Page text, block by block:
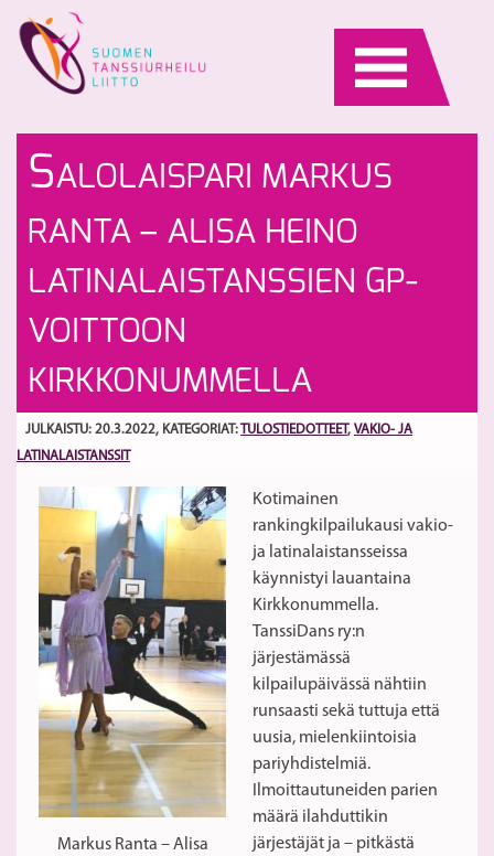
content
SALOLAISPARI MARKUS
RANTA – ALISA HEINO
LATINALAISTANSSIEN GP-
VOITTOON
KIRKKONUMMELLA
JULKAISTU: 20.3.2022, KATEGORIAT: TULOSTIEDOTTEET , VAKIO- JA
LATINALAISTANSSIT
Markus Ranta – Alisa
Kotimainen
rankingkilpailukausi vakio-
ja latinalaistansseissa
käynnistyi lauantaina
Kirkkonummella.
TanssiDans ry:n
järjestämässä
kilpailupäivässä nähtiin
runsaasti sekä tuttuja että
uusia, mielenkiintoisia
pariyhdistelmiä.
Ilmoittautuneiden parien
määrä ilahduttikin
järjestäjät ja – pitkästä